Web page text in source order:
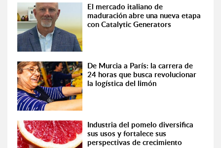
El mercado italiano de
maduración abre una nueva etapa
con Catalytic Generators
De Murcia a París: la carrera de
24 horas que busca revolucionar
la logística del limón
Industria del pomelo diversifica
sus usos y fortalece sus
perspectivas de crecimiento